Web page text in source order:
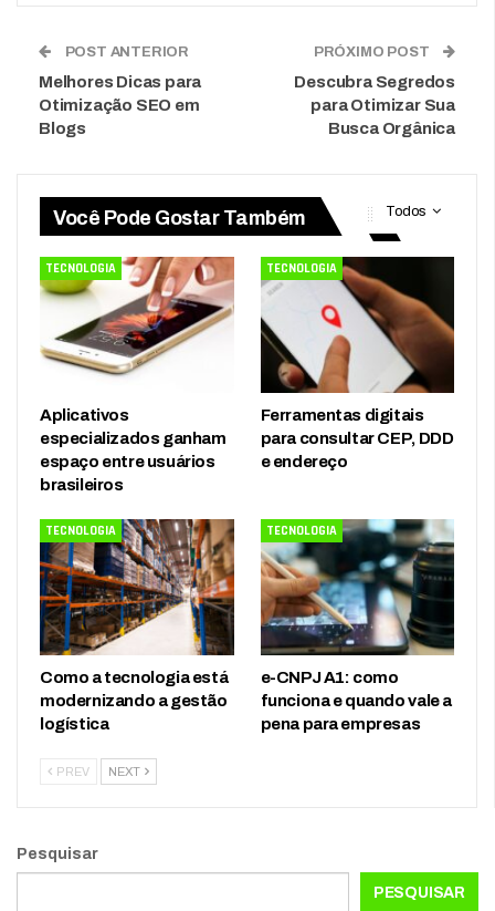
POST ANTERIOR
Melhores Dicas para
Otimização SEO em
Blogs
PRÓXIMO POST
Descubra Segredos
para Otimizar Sua
Busca Orgânica
Todos
Você Pode Gostar Também
TECNOLOGIA
Aplicativos
especializados ganham
espaço entre usuários
brasileiros
TECNOLOGIA
Ferramentas digitais
para consultar CEP, DDD
e endereço
TECNOLOGIA
Como a tecnologia está
modernizando a gestão
logística
TECNOLOGIA
e-CNPJ A1: como
funciona e quando vale a
pena para empresas
PREV NEXT
Pesquisar
PESQUISAR